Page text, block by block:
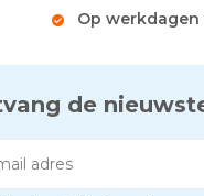
Op werkdagen
de